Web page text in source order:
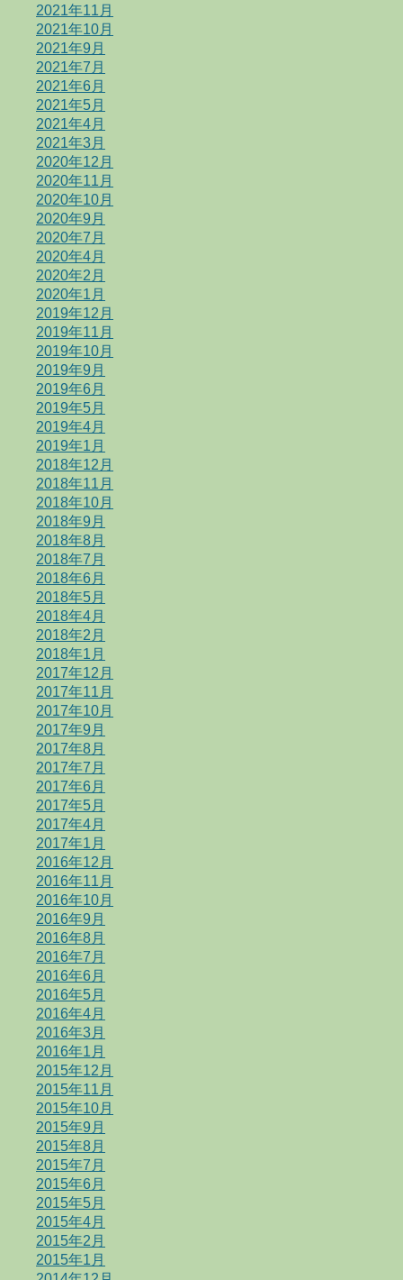
2021年11月
2021年10月
2021年9月
2021年7月
2021年6月
2021年5月
2021年4月
2021年3月
2020年12月
2020年11月
2020年10月
2020年9月
2020年7月
2020年4月
2020年2月
2020年1月
2019年12月
2019年11月
2019年10月
2019年9月
2019年6月
2019年5月
2019年4月
2019年1月
2018年12月
2018年11月
2018年10月
2018年9月
2018年8月
2018年7月
2018年6月
2018年5月
2018年4月
2018年2月
2018年1月
2017年12月
2017年11月
2017年10月
2017年9月
2017年8月
2017年7月
2017年6月
2017年5月
2017年4月
2017年1月
2016年12月
2016年11月
2016年10月
2016年9月
2016年8月
2016年7月
2016年6月
2016年5月
2016年4月
2016年3月
2016年1月
2015年12月
2015年11月
2015年10月
2015年9月
2015年8月
2015年7月
2015年6月
2015年5月
2015年4月
2015年2月
2015年1月